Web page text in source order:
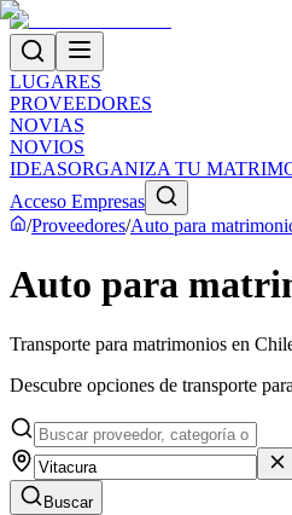
LUGARES
PROVEEDORES
NOVIAS
NOVIOS
IDEASORGANIZA TU
Acceso Empresas
/Proveedores/Auto para
Auto para
Transporte para matrimonios en
Descubre opciones de transporte
Buscar